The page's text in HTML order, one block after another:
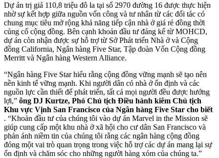
Dự án trị giá 110,8 triệu đô la tại số 2970 đường 16 được thực hiện
nhờ sự kết hợp giữa nguồn vốn công và tư nhân từ các đối tác có
chung mục tiêu mở rộng khả năng tiếp cận nhà ở giá rẻ đồng thời
củng cố cộng đồng. Bên cạnh khoản đầu tư đáng kể từ MOHCD,
dự án còn nhận được sự hỗ trợ từ Sở Phát triển Nhà ở và Cộng
đồng California, Ngân hàng Five Star, Tập đoàn Vốn Cộng đồng
Merritt và Ngân hàng Western Alliance.
“Ngân hàng Five Star hiểu rằng cộng đồng vững mạnh sẽ tạo nên
nền kinh tế vững mạnh. Khi người dân có nhà ở ổn định và các
nguồn lực cần thiết để phát triển, tất cả mọi người đều được hưởng
lợi,” ông DJ Kurtze, Phó Chủ tịch Điều hành kiêm Chủ tịch
Khu vực Vịnh San Francisco của Ngân hàng Five Star cho biết
. “Khoản đầu tư của chúng tôi vào dự án Marvel in the Mission sẽ
giúp cung cấp một khu nhà ở xã hội cho cư dân San Francisco và
phản ánh niềm tin của chúng tôi rằng các ngân hàng cộng đồng
đóng một vai trò quan trọng trong việc hỗ trợ các dự án mang lại sự
ổn định và chăm sóc cho những người hàng xóm của chúng ta.”